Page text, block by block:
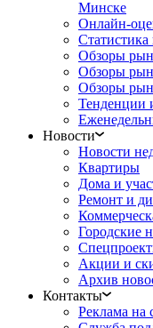
Минске
Онлайн-
Обзоры
Обзоры
Обзоры
Тенденции
Новости
Новости
Квартиры
Дома и
Ремонт и
Городские
Акции и
Архив
Контакты
Реклама на